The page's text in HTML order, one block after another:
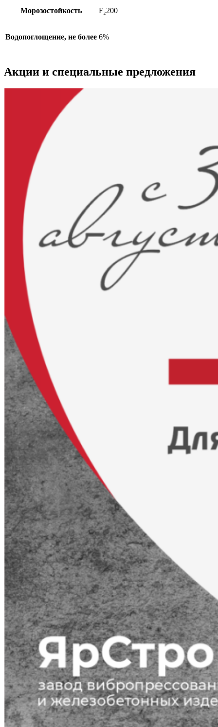
Морозостойкость F₂200
Водопоглощение, не более 6%
Акции и специальные предложения